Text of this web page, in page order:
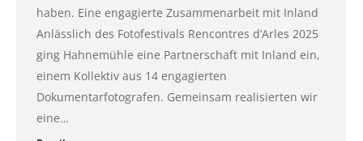
haben. Eine engagierte Zusammenarbeit mit Inland
Anlässlich des Fotofestivals Rencontres d’Arles 2025
ging Hahnemühle eine Partnerschaft mit Inland ein,
einem Kollektiv aus 14 engagierten
Dokumentarfotografen. Gemeinsam realisierten wir
eine…